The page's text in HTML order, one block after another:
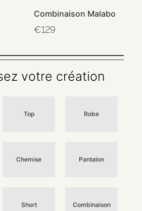
Combinaison Malabo
€129
votre création
Top Robe
Chemise Pantalon
Short Combinaison